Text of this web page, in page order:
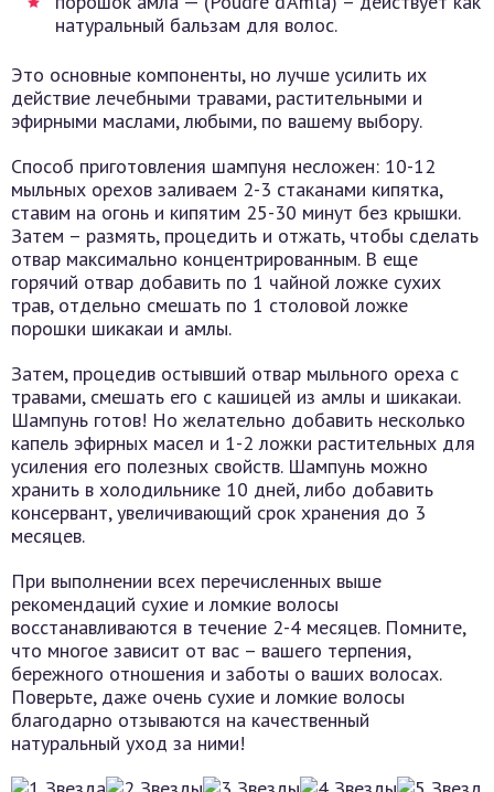
натуральный бальзам для волос.
Это основные компоненты, но лучше усилить их
действие лечебными травами, растительными и
эфирными маслами, любыми, по вашему выбору.
Способ приготовления шампуня несложен: 10-12
мыльных орехов заливаем 2-3 стаканами кипятка,
ставим на огонь и кипятим 25-30 минут без крышки.
Затем – размять, процедить и отжать, чтобы сделать
отвар максимально концентрированным. В еще
горячий отвар добавить по 1 чайной ложке сухих
трав, отдельно смешать по 1 столовой ложке
порошки шикакаи и амлы.
Затем, процедив остывший отвар мыльного ореха с
травами, смешать его с кашицей из амлы и шикакаи.
Шампунь готов! Но желательно добавить несколько
капель эфирных масел и 1-2 ложки растительных для
усиления его полезных свойств. Шампунь можно
хранить в холодильнике 10 дней, либо добавить
консервант, увеличивающий срок хранения до 3
месяцев.
При выполнении всех перечисленных выше
рекомендаций сухие и ломкие волосы
восстанавливаются в течение 2-4 месяцев. Помните,
что многое зависит от вас – вашего терпения,
бережного отношения и заботы о ваших волосах.
Поверьте, даже очень сухие и ломкие волосы
благодарно отзываются на качественный
натуральный уход за ними!